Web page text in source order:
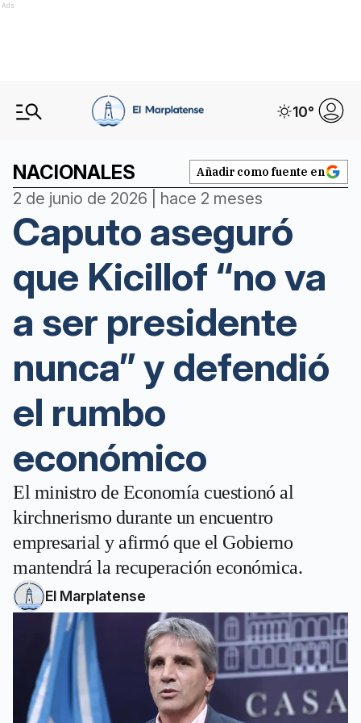
Ads
10°
NACIONALES Añadir como fuente en
2 de junio de 2026 | hace 2 meses
Caputo aseguró
que Kicillof “no va
a ser presidente
nunca” y defendió
el rumbo
económico
El ministro de Economía cuestionó al
kirchnerismo durante un encuentro
empresarial y afirmó que el Gobierno
mantendrá la recuperación económica.
El Marplatense